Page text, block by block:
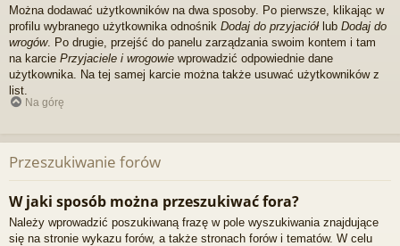
Można dodawać użytkowników na dwa sposoby. Po pierwsze, klikając w
profilu wybranego użytkownika odnośnik Dodaj do przyjaciół lub Dodaj do
wrogów. Po drugie, przejść do panelu zarządzania swoim kontem i tam
na karcie Przyjaciele i wrogowie wprowadzić odpowiednie dane
użytkownika. Na tej samej karcie można także usuwać użytkowników z
list.
Na górę
Przeszukiwanie forów
W jaki sposób można przeszukiwać fora?
Należy wprowadzić poszukiwaną frazę w pole wyszukiwania znajdujące
się na stronie wykazu forów, a także stronach forów i tematów. W celu